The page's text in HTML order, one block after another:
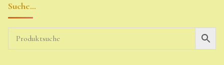
Suche…